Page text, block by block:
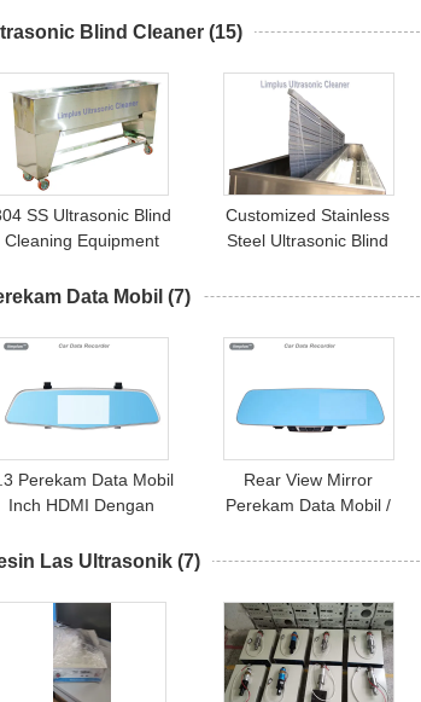
MotorBlind Cleaner (15)
SS Ultrasonic Blind
Cleaning Equipment
Customized Stainless
Steel Ultrasonic Blind
Data Mobil (7)
Perekam Data Mobil
Inch HDMI Dengan
Kamera Ganda
Rear View Mirror
Perekam Data Mobil /
Las Ultrasonik (7)